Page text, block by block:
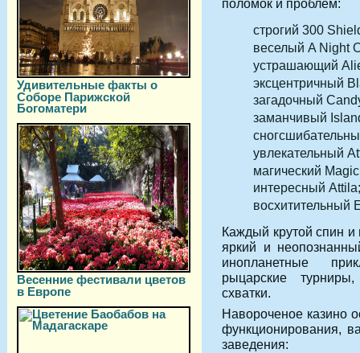
Удивительные факты о
Соборе Парижской
Богоматери
Весенние фестивали цветов
в Европе
поломок и проблем:
строгий 300
веселый A Night
устрашающий
эксцентричный
загадочный
заманчивый
увлекательный
магический
интересный Attila;
восхитительный
Каждый крутой спин и
яркий и
инопланетные
рыцарские
схватки.
Навороченое казино
функционирования,
заведения: